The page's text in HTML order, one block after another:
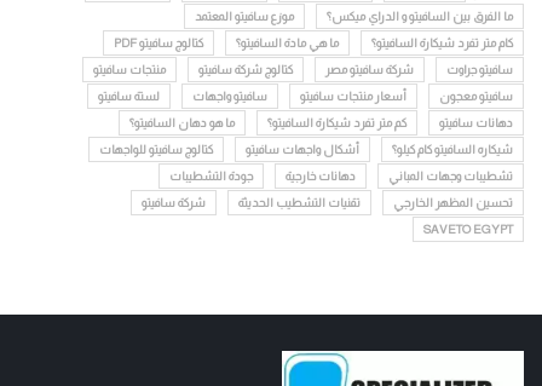
ما الفرق بين السافيتو و الدراي ميكس؟
موزع سافيتو المعتمد
كام متر تفرد شيكارة السافيتو؟
ما هي مادة السافيتو؟
كتالوج سافيتو PDF
سافيتو جراوت
شركة سافيتو مصر كتالوج شركة سافيتو
منتجات سافيتو
سافيتو معجون
أسعار منتجات سافيتو سافيتو واجهات
لستة سافيتو
دهانات سافيتو
كم متر تفرد شيكارة السافيتو؟
ما هو دهان السافيتو؟
شيكاره السافيتو كام كيلو؟
أشكال واجهات سافيتو
كتالوج سافيتو للواجهات
تشطيبات وجهات المباني
دهانات خارجية
جودة التشطيبات
تحسين المظهر الخارجي
تقنيات التشطيب الحديثة
شركة سافيتو
SAVETO EGYPT